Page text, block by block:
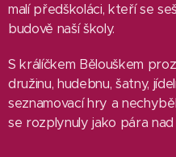
malí předškoláci, kteří se
budově naší školy.
S králíčkem Bělouškem
družinu, hudebnu, šatny,
seznamovací hry a
se rozplynuly jako pára nad